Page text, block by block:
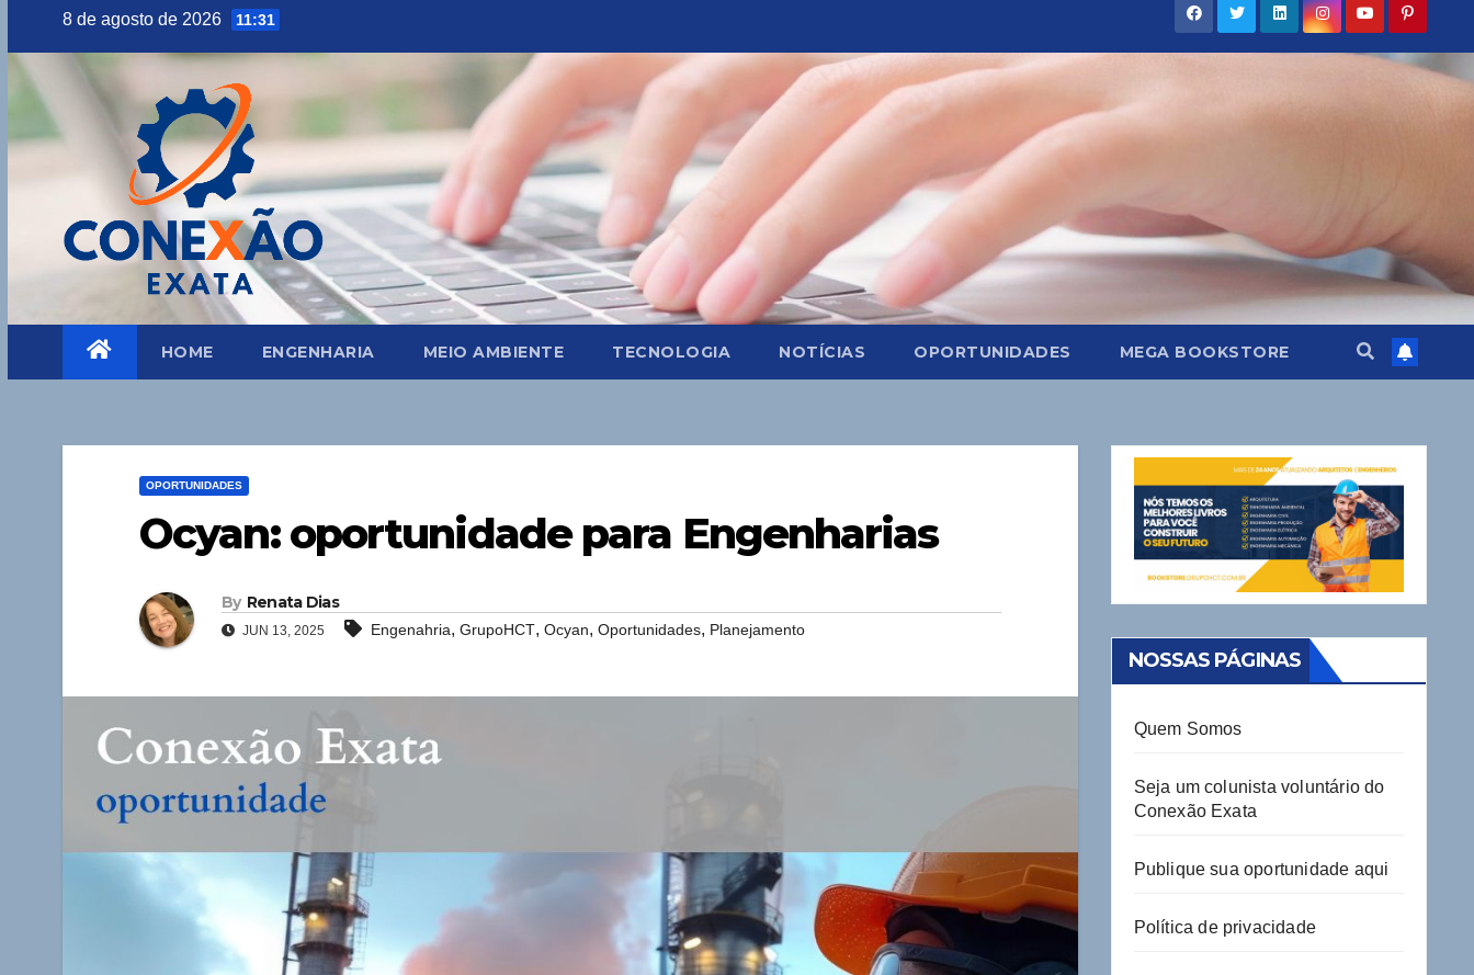
content
8 de agosto de 2026 11:31
HOME ENGENHARIA MEIO AMBIENTE TECNOLOGIA NOTÍCIAS OPORTUNIDADES MEGA BOOKSTORE
OPORTUNIDADES
Ocyan: oportunidade para Engenharias
By Renata Dias
JUN 13, 2025 Engenahria, GrupoHCT, Ocyan, Oportunidades, Planejamento
NOSSAS PÁGINAS
Quem Somos
Seja um colunista voluntário do
Conexão Exata
Publique sua oportunidade aqui
Política de privacidade